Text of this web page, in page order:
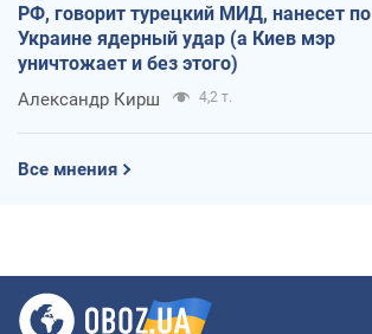
РФ, говорит турецкий МИД, нанесет по
Украине ядерный удар (а Киев мэр
уничтожает и без этого)
Александр Кирш 4,2 т.
Все мнения